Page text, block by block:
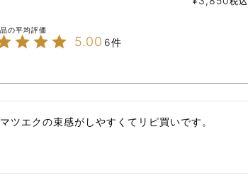
5.00 6
マツエクの束感がしやすくてリピ買いです。